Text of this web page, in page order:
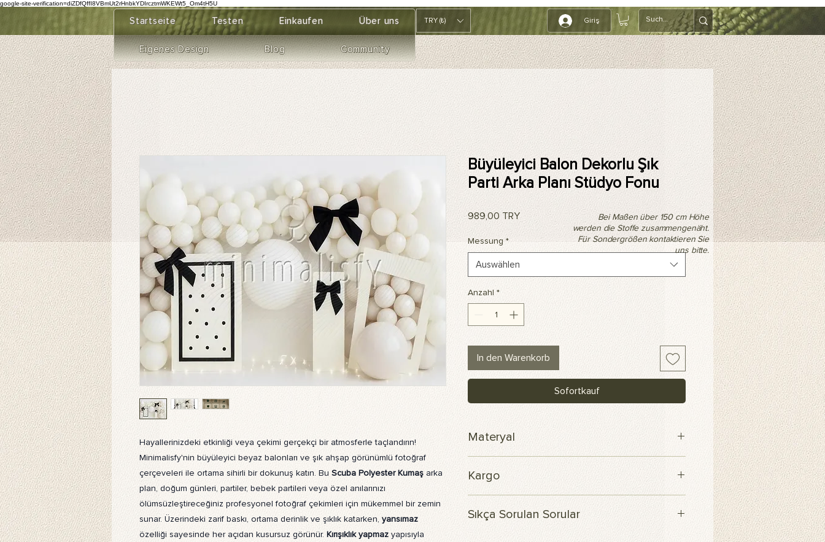
google-site-verification=diZDfQffI8VBmUt2rHnbkYDIrcztmWKEWt5_Om4tH5U
Startseite Testen Einkaufen Über uns
Eigenes Design Blog Community
TRY (₺) Giriş
Hayallerinizdeki etkinliği veya çekimi gerçekçi bir atmosferle taçlandırın!
Minimalisfy'nin büyüleyici beyaz balonları ve şık ahşap görünümlü fotoğraf
çerçeveleri ile ortama sihirli bir dokunuş katın. Bu Scuba Polyester Kumaş arka
plan, doğum günleri, partiler, bebek partileri veya özel anılarınızı
ölümsüzleştireceğiniz profesyonel fotoğraf çekimleri için mükemmel bir zemin
sunar. Üzerindeki zarif baskı, ortama derinlik ve şıklık katarken, yansımaz
özelliği sayesinde her açıdan kusursuz görünür. Kırışıklık yapmaz yapısıyla
Büyüleyici Balon Dekorlu Şık
Parti Arka Planı Stüdyo Fonu
989,00 TRYPreis
Messung *
Auswählen
Anzahl *
In den Warenkorb
Sofortkauf
Materyal
Kargo
Sıkça Sorulan Sorular
Bei Maßen über 150 cm Höhe
werden die Stoffe zusammengenäht.
Für Sondergrößen kontaktieren Sie
uns bitte.